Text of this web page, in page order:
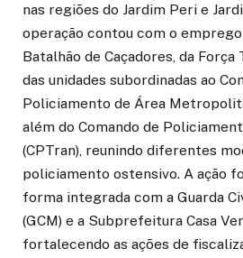
nas regiões do Jardim Peri e
operação contou com o
Batalhão de Caçadores, da Força
das unidades subordinadas ao
Policiamento de Área
além do Comando de
(CPTran), reunindo diferentes
policiamento ostensivo. A ação
forma integrada com a Guarda
(GCM) e a Subprefeitura Casa
fortalecendo as ações de